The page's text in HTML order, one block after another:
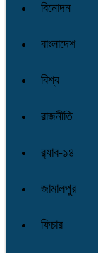
বিনোদন
বাংলাদেশ
বিশ্ব
রাজনীতি
র‌্যাব-১৪
জামালপুর
ফিচার